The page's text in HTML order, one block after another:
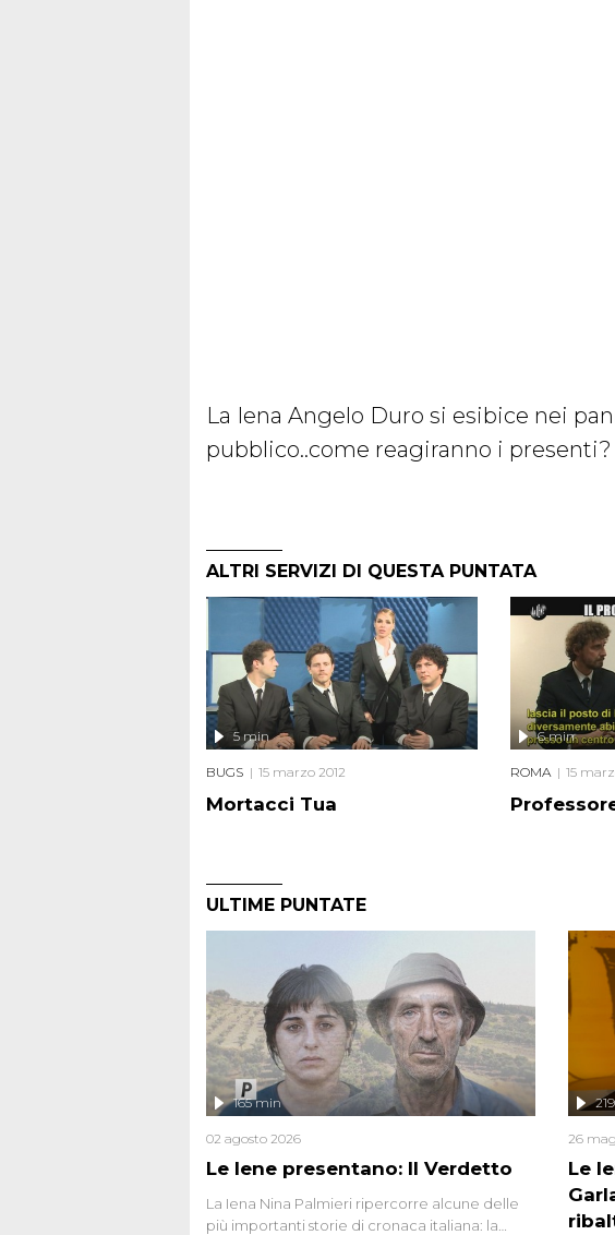
La Iena Angelo Duro si esibice nei
pubblico..come reagiranno i presenti?
ALTRI SERVIZI DI QUESTA PUNTATA
Mortacci Tua
5 min
BUGS 15 marzo 2012
6 min
ROMA 15
ULTIME PUNTATE
Le Iene presentano: Il Verdetto
165 min
02 agosto 2026
La Iena Nina Palmieri ripercorre alcune delle
più importanti storie di cronaca italiana: la
Le
26